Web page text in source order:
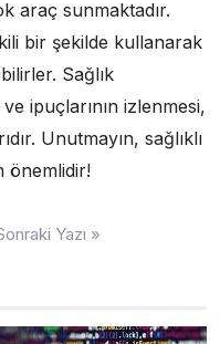
araç sunmaktadır.
bir şekilde kullanarak
Sağlık
ipuçlarının izlenmesi,
Unutmayın, sağlıklı
önemlidir!
Yazı »